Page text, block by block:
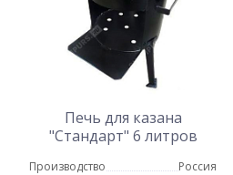
Печь для казана
"Стандарт" 6 литров
Производство
Россия